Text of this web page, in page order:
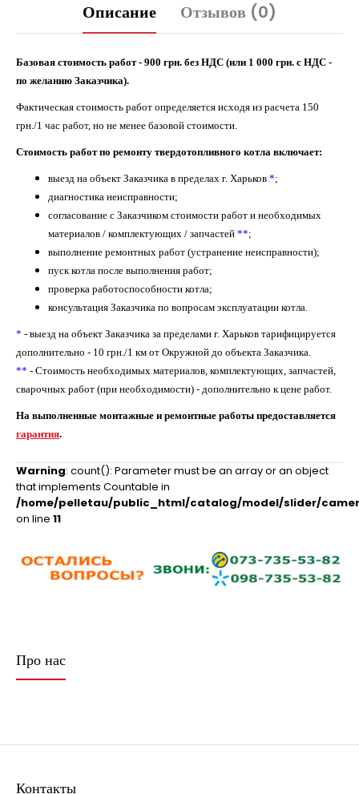
Описание Отзывов (0)
Базовая стоимость работ - 900 грн. без НДС (или 1 000 грн. с НДС -
по желанию Заказчика).
Фактическая стоимость работ определяется исходя из расчета 150
грн./1 час работ, но не менее базовой стоимости.
Стоимость работ по ремонту твердотопливного котла включает:
выезд на объект Заказчика в пределах г. Харьков *;
диагностика неисправности;
согласование с Заказчиком стоимости работ и необходимых
материалов / комплектующих / запчастей **;
выполнение ремонтных работ (устранение неисправности);
пуск котла после выполнения работ;
проверка работоспособности котла;
консультация Заказчика по вопросам эксплуатации котла.
* - выезд на объект Заказчика за пределами г. Харьков тарифицируется
дополнительно - 10 грн./1 км от Окружной до объекта Заказчика.
** - Стоимость необходимых материалов, комплектующих, запчастей,
сварочных работ (при необходимости) - дополнительно к цене работ.
На выполненные монтажные и ремонтные работы предоставляется
гарантия.
Warning: count(): Parameter must be an array or an object
that implements Countable in
/home/pelletau/public_html/catalog/model/slider/
on line 11
Про нас
Контакты